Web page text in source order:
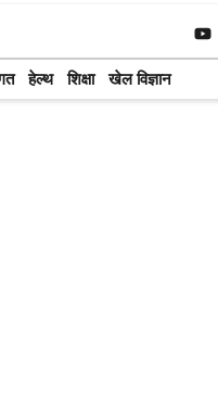
हेल्थ शिक्षा खेल विज्ञान